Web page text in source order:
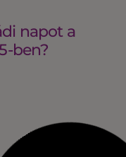
napot a
ben?